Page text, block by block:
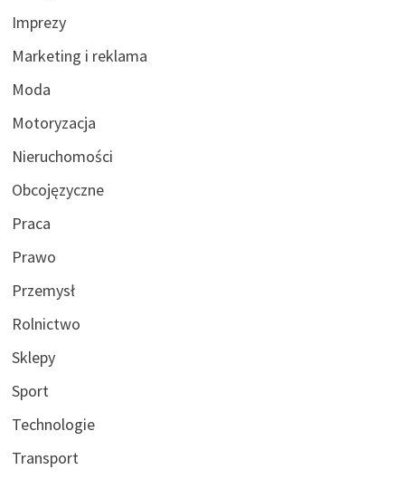
Imprezy
Marketing i reklama
Moda
Motoryzacja
Nieruchomości
Obcojęzyczne
Praca
Prawo
Przemysł
Rolnictwo
Sklepy
Sport
Technologie
Transport